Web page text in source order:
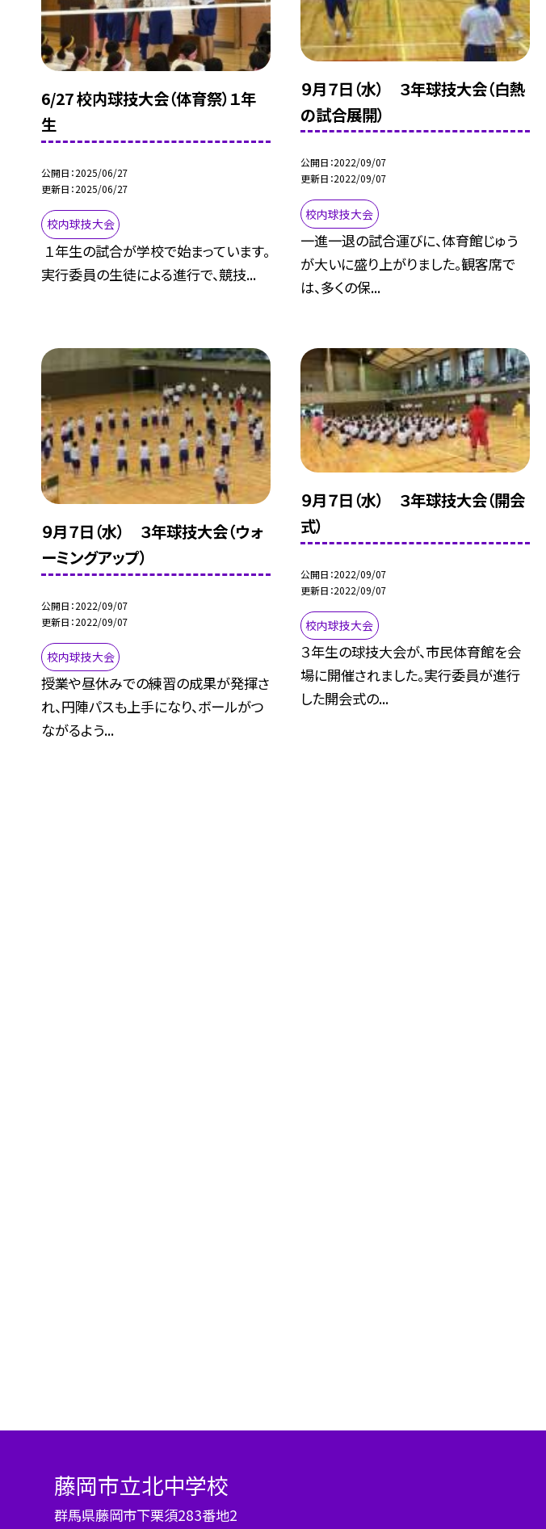
6/27 校内球技大会（体育祭）１年
生
公開日 2025/06/27
更新日 2025/06/27
校内球技大会
１年生の試合が学校で始まっています。
実行委員の生徒による進行で、競技...
９月７日（水） ３年球技大会（白熱
の試合展開）
公開日 2022/09/07
更新日 2022/09/07
校内球技大会
一進一退の試合運びに、体育館じゅう
が大いに盛り上がりました。観客席で
は、多くの保...
９月７日（水） ３年球技大会（ウォ
ーミングアップ）
公開日 2022/09/07
更新日 2022/09/07
校内球技大会
授業や昼休みでの練習の成果が発揮さ
れ、円陣パスも上手になり、ボールがつ
ながるよう...
９月７日（水） ３年球技大会（開会
式）
公開日 2022/09/07
更新日 2022/09/07
校内球技大会
３年生の球技大会が、市民体育館を会
場に開催されました。実行委員が進行
した開会式の...
藤岡市立北中学校
群馬県藤岡市下栗須283番地2